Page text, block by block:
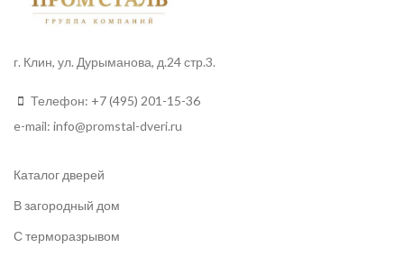
г. Клин, ул. Дурыманова, д.24 стр.3.
Телефон: +7 (495) 201-15-36
e-mail: info@promstal-dveri.ru
Каталог дверей
В загородный дом
С терморазрывом